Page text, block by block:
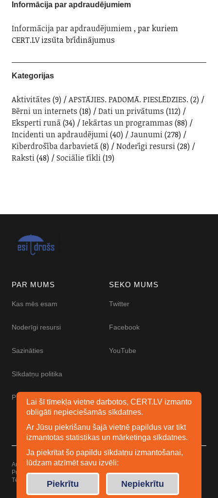
Informācija par apdraudējumiem
Informācija par apdraudējumiem, par kuriem
CERT.LV izsūta brīdinājumus
Kategorijas
Aktivitātes (9) APSTĀJIES. PADOMĀ. PIESLĒDZIES. (2)
Bērni un internets (18) Dati un privātums (112)
Eksperti runā(34) Iekārtas un programmas (88)
Incidenti un apdraudējumi(40) Jaunumi(278)
Kiberdrošība darbavietā(8) Noderīgi resursi(28)
Raksti(48) Sociālie tīkli(19)
PAR MUMS
Kas mēs esam
Noderīgi resursi
Sazināties
Sīkdatņu politika
Piekļūstamības paziņojums
SEKO MUMS
Twitter
Facebook
YouTube
Autortiesības © 2026 Esidrošs
Powered byWordPress
Tēma: Uku noElmastudio
Lai šī tīmekļa vietne darbotos, CERT.LV izmanto
obligāti nepieciešamās sīkdatnes.
Ar Jūsu piekrišanu šajā vietnē papildus var tikt
izmantotas statistikas un mārketinga sīkdatnes.
Ja piekrītat šo papildu sīkdatņu izmantošanai,
lūdzam atzīmēt savu izvēli:
Piekrītu Nepiekrītu